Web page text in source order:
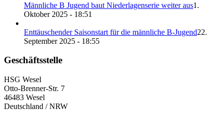
Männliche B Jugend baut Niederlagenserie weiter aus1.
Oktober 2025 - 18:51
Enttäuschender Saisonstart für die männliche B-Jugend22.
September 2025 - 18:55
Geschäftsstelle
HSG Wesel
Otto-Brenner-Str. 7
46483 Wesel
Deutschland / NRW